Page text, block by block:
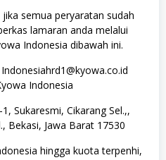
semua peryaratan sudah
lamaran anda melalui
Indonesia dibawah ini.
Indonesia
Sukaresmi, Cikarang Sel.,,
Bekasi, Jawa Barat 17530
hingga kuota terpenhi,